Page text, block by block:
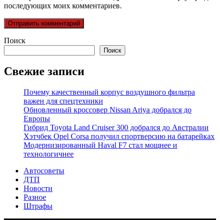
последующих моих комментариев.
Поиск
Поиск
Свежие записи
Почему качественный корпус воздушного фильтра
важен для спецтехники
Обновленный кроссовер Nissan Ariya добрался до
Европы
Гибрид Toyota Land Cruiser 300 добрался до Австралии
Хэтчбек Opel Corsa получил спортверсию на батарейках
Модернизированный Haval F7 стал мощнее и
технологичнее
Автосоветы
ДТП
Новости
Разное
Штрафы